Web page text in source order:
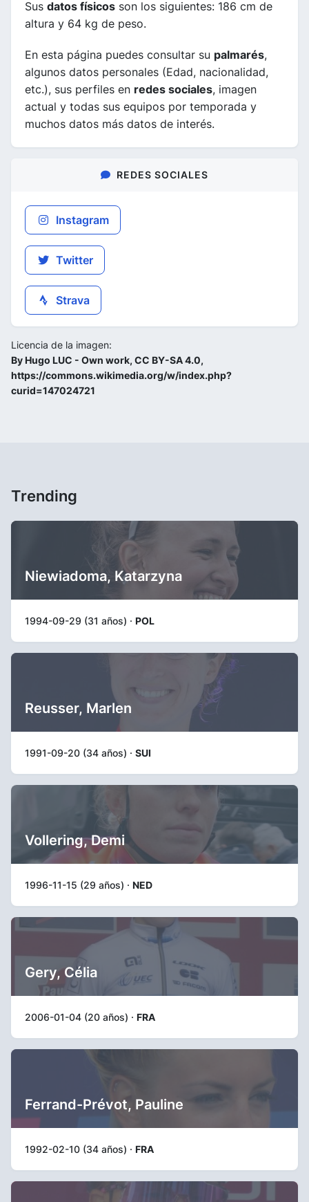
Sus datos físicos son los siguientes: 186 cm de
altura y 64 kg de peso.
En esta página puedes consultar su palmarés,
algunos datos personales (Edad, nacionalidad,
etc.), sus perfiles en redes sociales, imagen
actual y todas sus equipos por temporada y
muchos datos más datos de interés.
REDES SOCIALES
Instagram
Twitter
Strava
Licencia de la imagen:
By Hugo LUC - Own work, CC BY-SA 4.0,
https://commons.wikimedia.org/w/index.php?
curid=147024721
Trending
Niewiadoma, Katarzyna
1994-09-29 (31 años) · POL
Reusser, Marlen
1991-09-20 (34 años) · SUI
Vollering, Demi
1996-11-15 (29 años) · NED
Gery, Célia
2006-01-04 (20 años) · FRA
Ferrand-Prévot, Pauline
1992-02-10 (34 años) · FRA